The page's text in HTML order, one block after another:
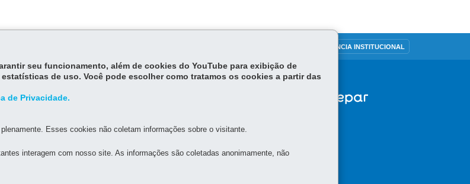
TRANSPARÊNCIA INSTITUCIONAL
E DA PREVIDÊNCIA
3º andar - Centro Cívico
a 12h e 13h30 a 18h
seu funcionamento, além de cookies do YouTube para exibição de
de uso. Você pode escolher como tratamos os cookies a partir das
de Privacidade.
Esses cookies não coletam informações sobre o visitante.
interagem com nosso site. As informações são coletadas anonimamente, não